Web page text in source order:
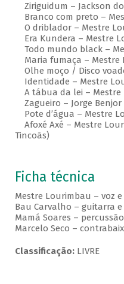
Ziriguidum – Jackson
Branco com preto –
O driblador – Mestre
Era Kundera – Mestre
Todo mundo black –
Maria fumaça – Mestre
Olhe moço / Disco
Identidade – Mestre
A tábua da lei – Mestre
Zagueiro – Jorge Benjor
Pote d’água – Mestre
Afoxé Axé – Mestre
Tincoãs)
Ficha técnica
Mestre Lourimbau – voz
Bau Carvalho – guitarra e
Mamá Soares – percussão
Marcelo Seco –
Classificação:LIVRE